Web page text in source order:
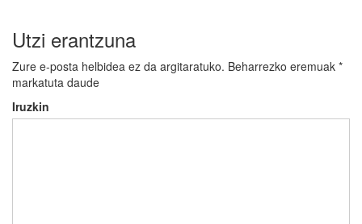
Utzi erantzuna
Zure e-posta helbidea ez da argitaratuko. Beharrezko eremuak *
markatuta daude
Iruzkin